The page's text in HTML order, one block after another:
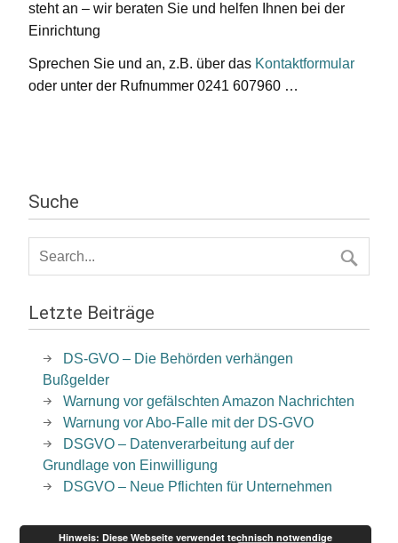
steht an – wir beraten Sie und helfen Ihnen bei der
Einrichtung
Sprechen Sie und an, z.B. über das Kontaktformular
oder unter der Rufnummer 0241 607960 …
Suche
Letzte Beiträge
DS-GVO – Die Behörden verhängen
Bußgelder
Warnung vor gefälschten Amazon Nachrichten
Warnung vor Abo-Falle mit der DS-GVO
DSGVO – Datenverarbeitung auf der
Grundlage von Einwilligung
DSGVO – Neue Pflichten für Unternehmen
Hinweis: Diese Webseite verwendet technisch notwendige